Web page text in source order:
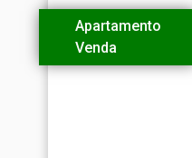
Apartamento
Venda